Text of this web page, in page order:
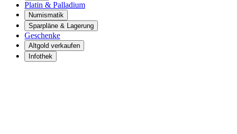
Platin & Palladium
Numismatik
Sparpläne & Lagerung
Geschenke
Altgold verkaufen
Infothek